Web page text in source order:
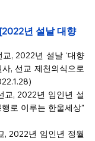
년 설날 대향
, 2022년 설날 ‘대향
, 선교 제천의식으로
교, 2022년 임인년 설
행로 이루는 한울세상"
, 2022년 임인년 정월